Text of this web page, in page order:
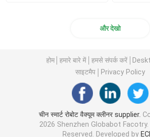
और देखो
होम हमारे बारे में हमसे संपर्क करें
साइटमैप
Privacy Policy
चीन स्मार्ट रोबोट वैक्यूम क्लीनर supplier.
2026 Shenzhen Globabot Facotry.
Reserved. Developed by